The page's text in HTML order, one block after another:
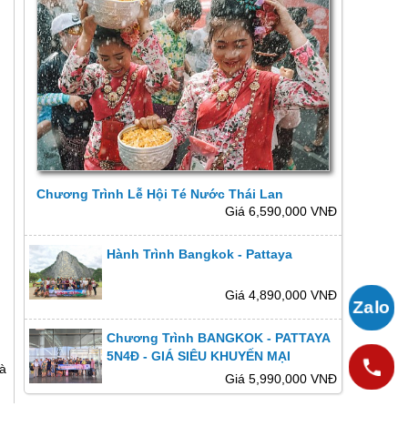
Chương Trình Lễ Hội Té Nước Thái Lan
Giá 6,590,000 VNĐ
Hành Trình Bangkok - Pattaya
Giá 4,890,000 VNĐ
Chương Trình BANGKOK - PATTAYA
5N4Đ - GIÁ SIÊU KHUYẾN MẠI
Giá 5,990,000 VNĐ